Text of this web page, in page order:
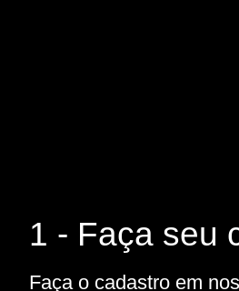
1 - Faça seu
Faça o cadastro em